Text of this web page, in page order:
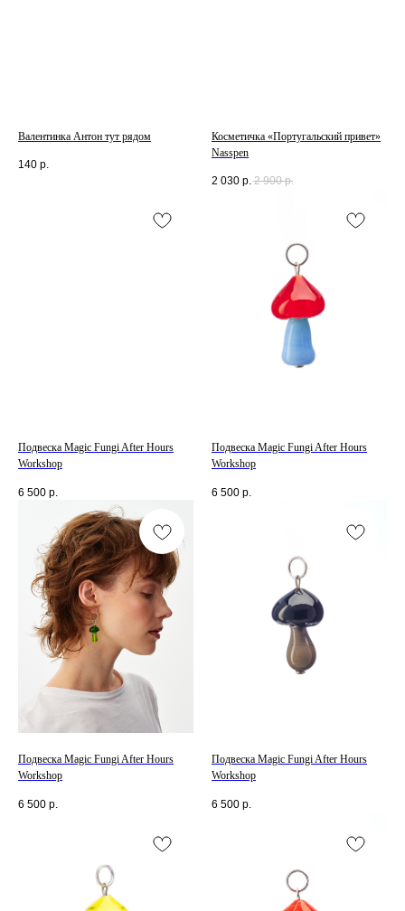
Валентинка Антон тут рядом
140 р.
Косметичка «Португальский привет»
Nasspen
2 030 р. 2 900 р.
Подвеска Magic Fungi After Hours
Workshop
6 500 р.
Подвеска Magic Fungi After Hours
Workshop
6 500 р.
Подвеска Magic Fungi After Hours
Workshop
6 500 р.
Подвеска Magic Fungi After Hours
Workshop
6 500 р.